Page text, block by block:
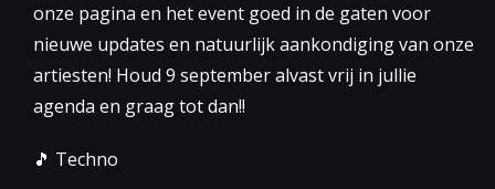
onze pagina en het event goed in de gaten voor
nieuwe updates en natuurlijk aankondiging van onze
artiesten! Houd 9 september alvast vrij in jullie
agenda en graag tot dan!!
🎵 Techno